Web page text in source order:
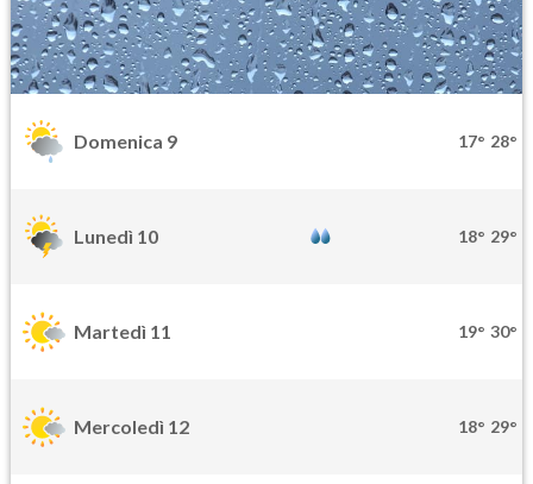
Domenica 9 17° 28°
Lunedì 10 18° 29°
Martedì 11 19° 30°
Mercoledì 12 18° 29°